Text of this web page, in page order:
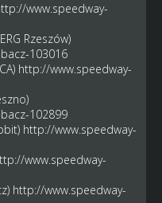
www.speedway-
Rzeszów)
103016
http://www.speedway-
102899
http://www.speedway-
www.speedway-
http://www.speedway-